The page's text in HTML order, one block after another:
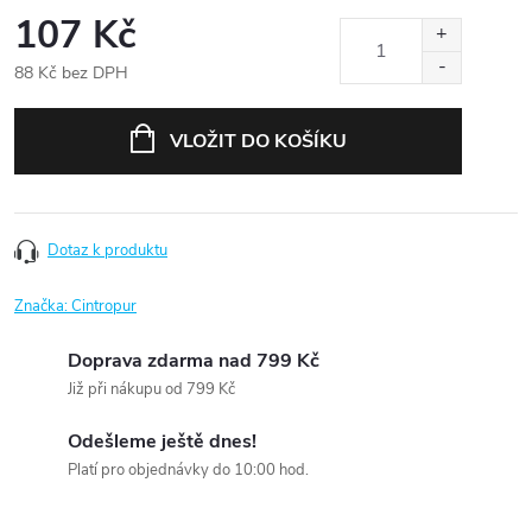
107 Kč
88 Kč bez DPH
VLOŽIT DO KOŠÍKU
Dotaz k produktu
Značka:Cintropur
Doprava zdarma nad 799 Kč
Již při nákupu od 799 Kč
Odešleme ještě dnes!
Platí pro objednávky do 10:00 hod.